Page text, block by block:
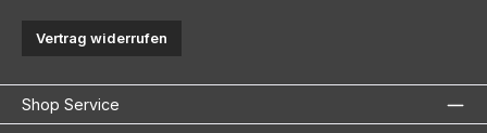
Vertrag widerrufen
Shop Service